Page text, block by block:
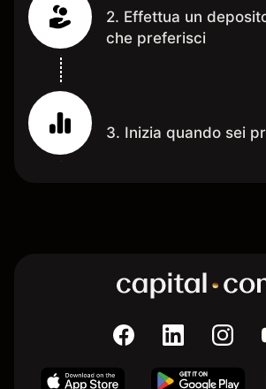
2. Effettua un
che preferisci
3. Inizia quando sei